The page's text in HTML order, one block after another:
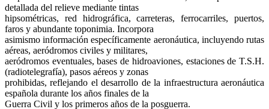
detallada del relieve mediante tintas
hipsométricas, red hidrográfica, carreteras, ferrocarriles, puertos,
faros y abundante toponimia. Incorpora
asimismo información específicamente aeronáutica, incluyendo rutas
aéreas, aeródromos civiles y militares,
aeródromos eventuales, bases de hidroaviones, estaciones de T.S.H.
(radiotelegrafía), pasos aéreos y zonas
prohibidas, reflejando el desarrollo de la infraestructura aeronáutica
española durante los años finales de la
Guerra Civil y los primeros años de la posguerra.